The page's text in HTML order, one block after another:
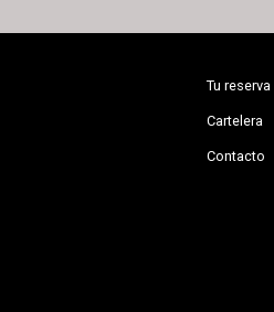
Tu reserva
Cartelera
Contacto